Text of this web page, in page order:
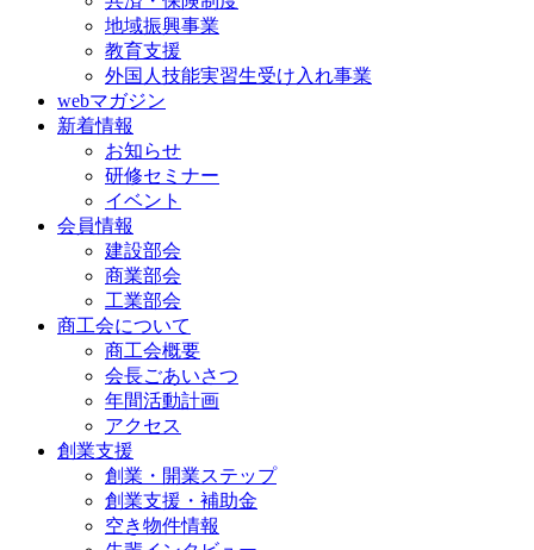
地域振興事業
教育支援
外国人技能実習生受け入れ事業
webマガジン
新着情報
お知らせ
研修セミナー
イベント
会員情報
建設部会
商業部会
工業部会
商工会について
商工会概要
会長ごあいさつ
年間活動計画
アクセス
創業支援
創業・開業ステップ
創業支援・補助金
空き物件情報